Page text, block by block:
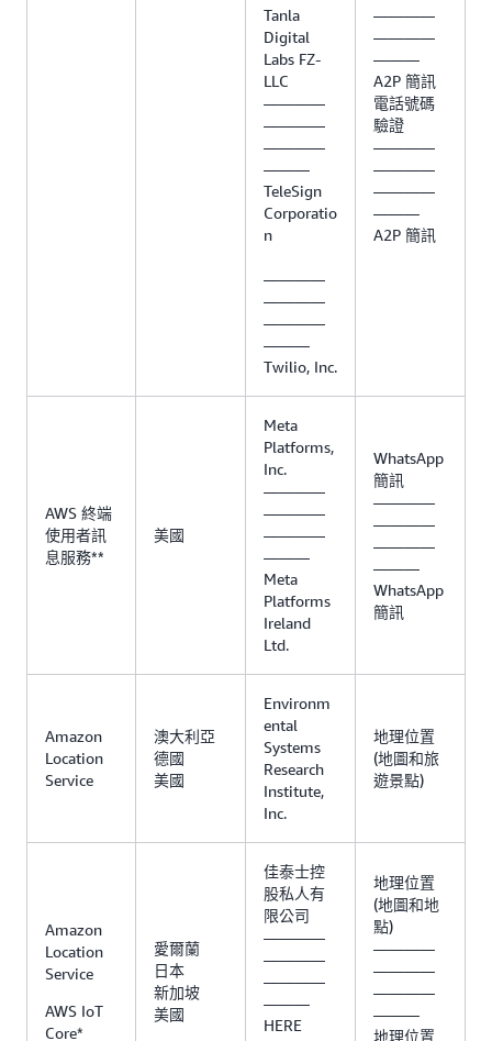
Tanla
Digital
Labs FZ-
LLC
————
————
————
———
TeleSign
Corporatio
n
————
————
————
———
Twilio, Inc.
————
————
———
A2P 簡訊
電話號碼
驗證
————
————
————
———
A2P 簡訊
AWS 終端
使用者訊
息服務**
美國
Meta
Platforms,
Inc.
————
————
————
———
Meta
Platforms
Ireland
Ltd.
WhatsApp
簡訊
————
————
————
———
WhatsApp
簡訊
Amazon
Location
Service
澳大利亞
德國
美國
Environm
ental
Systems
Research
Institute,
Inc.
地理位置
(地圖和旅
遊景點)
Amazon
Location
Service
AWS IoT
Core*
愛爾蘭
日本
新加坡
美國
佳泰士控
股私人有
限公司
————
————
————
———
HERE
地理位置
(地圖和地
點)
————
————
————
———
地理位置